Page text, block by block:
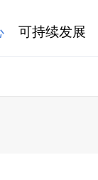
可持续发展